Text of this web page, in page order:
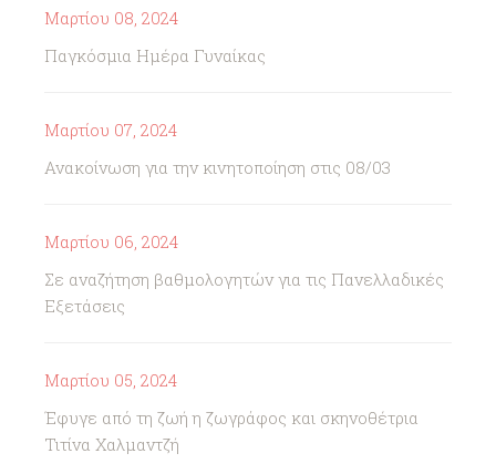
Μαρτίου 08, 2024
Παγκόσμια Ημέρα Γυναίκας
Μαρτίου 07, 2024
Ανακοίνωση για την κινητοποίηση στις 08/03
Μαρτίου 06, 2024
Σε αναζήτηση βαθμολογητών για τις Πανελλαδικές
Εξετάσεις
Μαρτίου 05, 2024
Έφυγε από τη ζωή η ζωγράφος και σκηνοθέτρια
Τιτίνα Χαλμαντζή